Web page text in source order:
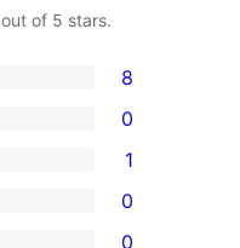
out of 5 stars.
8
0
1
0
0